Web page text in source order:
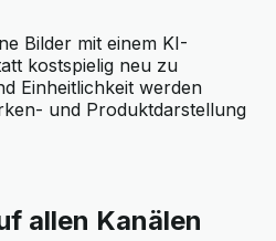
Bilder mit einem KI-
kostspielig neu zu
Einheitlichkeit werden
und Produktdarstellung
allen Kanälen